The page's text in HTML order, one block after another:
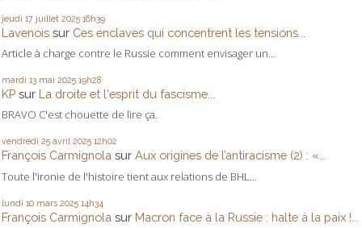
jeudi 17 juillet 2025 16h39
Lavenois sur Ces enclaves qui concentrent les tensions...
Article à charge contre le Russie comment envisager un...
mardi 13 mai 2025 19h28
KP sur La droite et l'esprit du fascisme...
BRAVO C'est chouette de lire ça.
vendredi 25 avril 2025 12h02
François Carmignola sur Aux origines de l’antiracisme (2) : «...
Toute l'ironie de l'histoire tient aux relations de BHL...
lundi 10 mars 2025 14h34
François Carmignola sur Macron face à la Russie : halte à la paix !...